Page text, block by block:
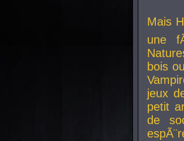
Mais
une
bois
jeux
petit
de